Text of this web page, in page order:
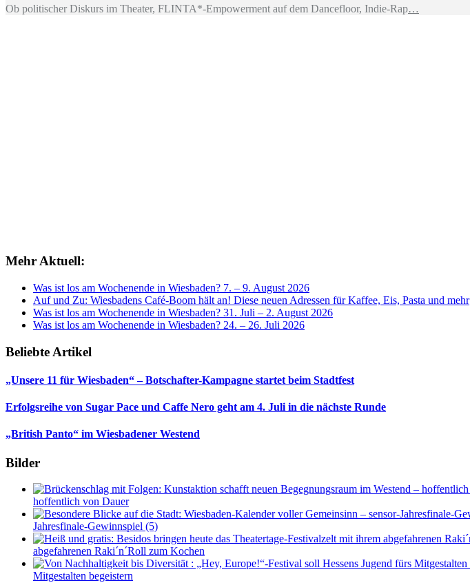
Ob politischer Diskurs im Theater, FLINTA*-Empowerment auf dem Dancefloor, Indie-Rap…
Mehr Aktuell:
Was ist los am Wochenende in Wiesbaden? 7. – 9. August 2026
Auf und Zu: Wiesbadens Café-Boom hält an! Diese neuen Adressen für Kaffee, Eis, Pasta und mehr
Was ist los am Wochenende in Wiesbaden? 31. Juli – 2. August 2026
Was ist los am Wochenende in Wiesbaden? 24. – 26. Juli 2026
Beliebte Artikel
„Unsere 11 für Wiesbaden“ – Botschafter-Kampagne startet beim Stadtfest
Erfolgsreihe von Sugar Pace und Caffe Nero geht am 4. Juli in die nächste Runde
„British Panto“ im Wiesbadener Westend
Bilder
hoffentlich von Dauer
Jahresfinale-Gewinnspiel (5)
abgefahrenen Raki´n´Roll zum Kochen
Mitgestalten begeistern